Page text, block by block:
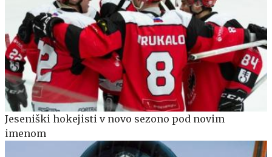
Jeseniški hokejisti v novo sezono pod novim
imenom